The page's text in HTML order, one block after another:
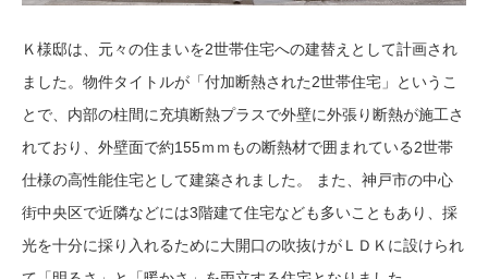
Ｋ様邸は、元々の住まいを2世帯住宅への建替えとして計画され
ました。物件タイトルが「付加断熱された2世帯住宅」というこ
とで、内部の柱間に充填断熱プラスで外壁に外張り断熱が施工さ
れており、外壁面で約155ｍｍもの断熱材で囲まれている2世帯
仕様の高性能住宅として建築されました。 また、神戸市の中心
街中央区で近隣などには3階建て住宅なども多いこともあり、採
光を十分に採り入れるために大開口の吹抜けがＬＤＫに設けられ